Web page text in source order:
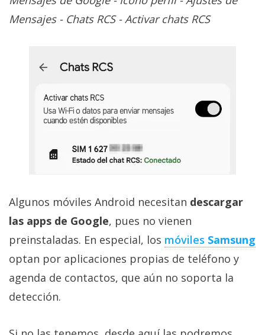
Mensajes - Chats RCS - Activar chats RCS
Algunos móviles Android necesitan descargar
las apps de Google, pues no vienen
preinstaladas. En especial, los móviles Samsung
optan por aplicaciones propias de teléfono y
agenda de contactos, que aún no soporta la
detección.